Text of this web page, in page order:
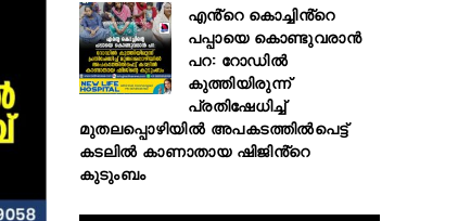
എൻ്റെ കൊച്ചിൻ്റെ
പപ്പായെ കൊണ്ടുവരാന്‍
പറ: റോഡില്‍
കുത്തിയിരുന്ന്
പ്രതിഷേധിച്ച്
മുതലപ്പൊഴിയില്‍ അപകടത്തില്‍പെട്ട്
കടലില്‍ കാണാതായ ഷിജിൻ്റെ
കുടുംബം